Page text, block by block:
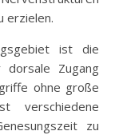
erzielen.
ist die
dorsale Zugang
ohne große
verschiedene
zu